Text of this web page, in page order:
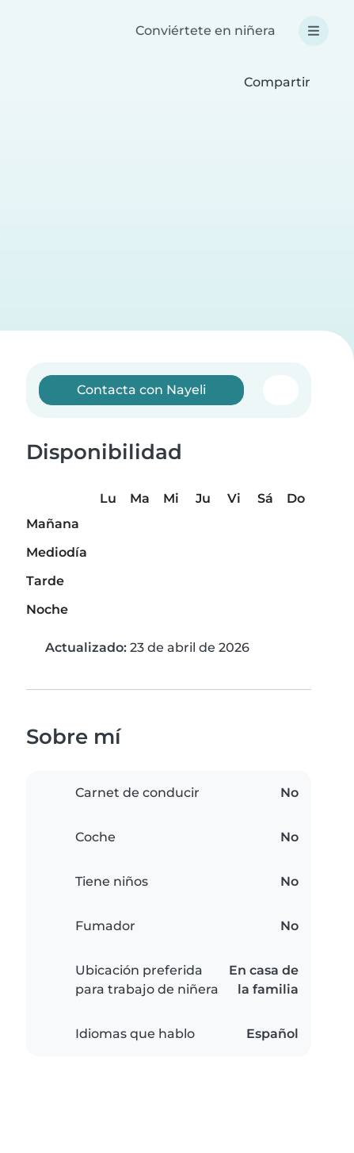
Conviértete en niñera
Compartir
Contacta con Nayeli
Disponibilidad
Lu Ma Mi Ju Vi Sá
Do
Mañana
Mediodía
Tarde
Noche
Actualizado: 23 de abril de 2026
Sobre mí
Carnet de conducir No
Coche No
Tiene niños No
Fumador No
Ubicación preferida
para trabajo de niñera
En casa de
la familia
Idiomas que hablo Español